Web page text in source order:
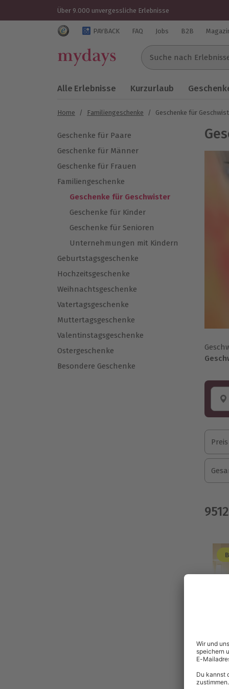
Über 9.000 unvergessliche Erlebnisse
Trustedshops Bewertungen für mydays.de
PAYBACK FAQ Jobs B2B
Suche nach
Alle Erlebnisse Kurzurlaub
Home / Familiengeschenke / Geschenke für
Geschenke für Paare
Geschenke für Männer
Geschenke für Frauen
Familiengeschenke
Geschenke für Geschwister
Geschenke für Kinder
Geschenke für Senioren
Unternehmungen mit Kindern
Geburtstagsgeschenke
Hochzeitsgeschenke
Weihnachtsgeschenke
Vatertagsgeschenke
Muttertagsgeschenke
Valentinstagsgeschenke
Ostergeschenke
Besondere Geschenke
Preis
9512